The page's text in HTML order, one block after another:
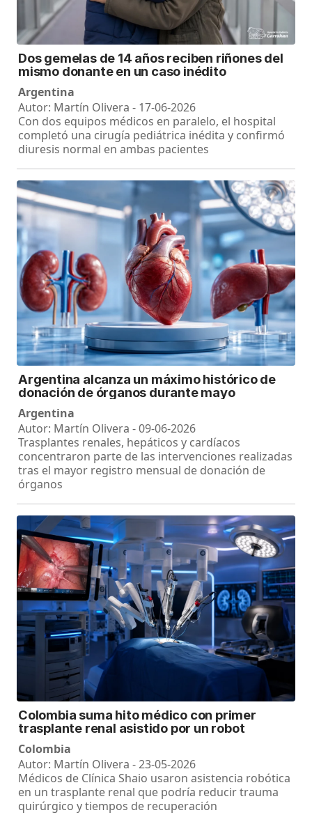
Dos gemelas de 14 años reciben riñones del
mismo donante en un caso inédito
Argentina
Autor: Martín Olivera - 17-06-2026
Con dos equipos médicos en paralelo, el hospital
completó una cirugía pediátrica inédita y confirmó
diuresis normal en ambas pacientes
Argentina alcanza un máximo histórico de
donación de órganos durante mayo
Argentina
Autor: Martín Olivera - 09-06-2026
Trasplantes renales, hepáticos y cardíacos
concentraron parte de las intervenciones realizadas
tras el mayor registro mensual de donación de
órganos
Colombia suma hito médico con primer
trasplante renal asistido por un robot
Colombia
Autor: Martín Olivera - 23-05-2026
Médicos de Clínica Shaio usaron asistencia robótica
en un trasplante renal que podría reducir trauma
quirúrgico y tiempos de recuperación